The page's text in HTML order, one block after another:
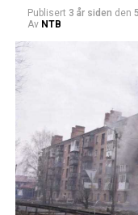
Publisert 3 år siden den
Av NTB